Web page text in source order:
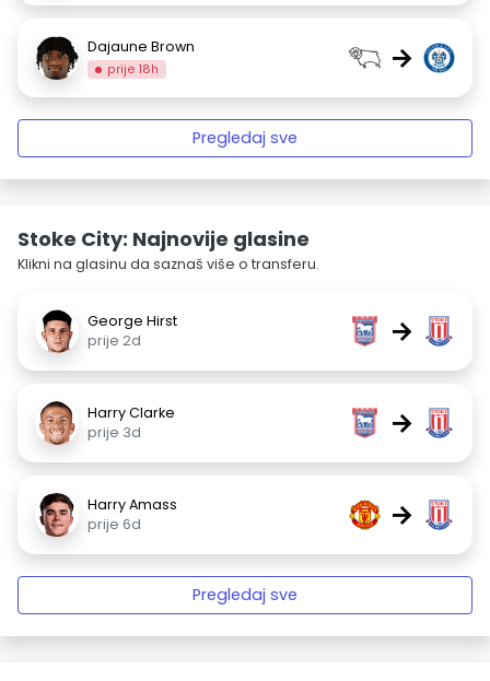
Dajaune Brown
prije 18h →
Pregledaj sve
Stoke City: Najnovije glasine
Klikni na glasinu da saznaš više o transferu.
George Hirst
prije 2d
→
Harry Clarke
prije 3d
→
Harry Amass
prije 6d
→
Pregledaj sve